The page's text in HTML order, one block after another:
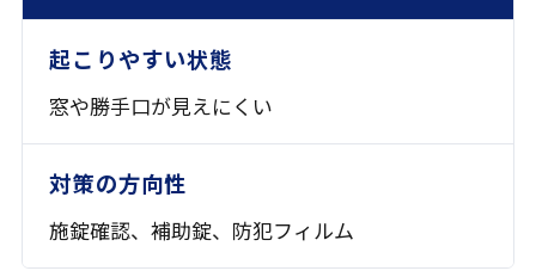
窓や勝手口が見えにくい
施錠確認、補助錠、 防犯フィルム